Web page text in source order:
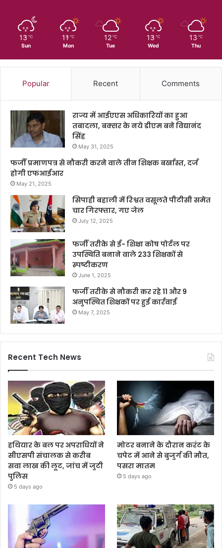
13 ℃
Sun
11 ℃
Mon
12 ℃
Tue
13 ℃
Wed
13 ℃
Thu
Popular Recent Comments
राज्य में आईएएस अधिकारियों का हुआ
तबादला, बक्सर के नये डीएम बने विद्यानंद
सिंह
May 31, 2025
फर्जी प्रमाणपत्र से नौकरी करने वाले तीन शिक्षक बर्खास्त, दर्ज
होगी एफआईआर
May 21, 2025
सिपाही बहाली में रिश्वत वसूलते पीटीसी समेत
चार गिरफ्तार, गए जेल
July 12, 2025
फर्जी तरीके से ई- शिक्षा कोष पोर्टल पर
उपस्थिति बनाने वाले 233 शिक्षकों से
स्पष्टीकरण
June 1, 2025
फर्जी तरीके से नौकरी कर रहे 11 और 9
अनुपस्थित शिक्षकों पर हुई कार्रवाई
May 7, 2025
Recent Tech News
हथियार के बल पर अपराधियों ने
सीएसपी संचालक से करीब
सवा लाख की लूट, जांच में जुटी
पुलिस
5 days ago
मोटर बनाने के दौरान करंट के
चपेट में आने से बुजुर्ग की मौत,
पसरा मातम
5 days ago